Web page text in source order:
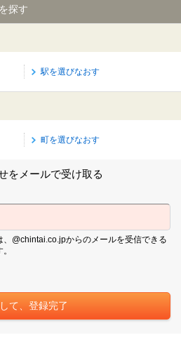
探す
駅を選びなおす
町を選びなおす
をメールで受け取る
@chintai.co.jpからのメールを受信できる